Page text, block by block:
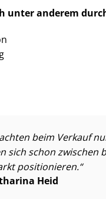
unter anderem
beim Verkauf
sich schon
positionieren.
Heid